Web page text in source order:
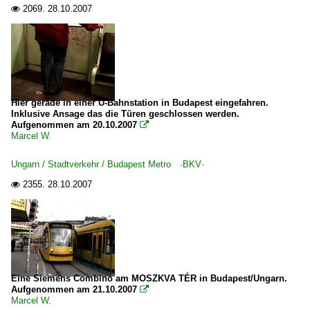
 2069. 28.10.2007
Hier gerade in einer U-Bahnstation in Budapest eingefahren.
Inklusive Ansage das die Türen geschlossen werden.
Aufgenommen am 20.10.2007 
Marcel W.
Ungarn / Stadtverkehr / Budapest Metro ·BKV·
 2355. 28.10.2007
Eine Siemens Combino am MOSZKVA TÉR in Budapest/Ungarn.
Aufgenommen am 21.10.2007 
Marcel W.